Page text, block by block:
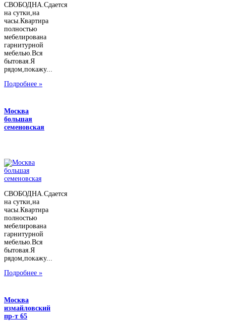
СВОБОДНА.Сдается
на сутки,на
часы.Квартира
полностью
мебелирована
гарнитурной
мебелью.Вся
бытовая.Я
рядом,покажу...
Подробнее »
Москва
большая
семеновская
СВОБОДНА.Сдается
на сутки,на
часы.Квартира
полностью
мебелирована
гарнитурной
мебелью.Вся
бытовая.Я
рядом,покажу...
Подробнее »
Москва
измайловский
пр-т 65